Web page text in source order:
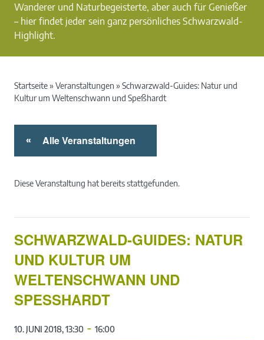
Wanderer und Naturbegeisterte, aber auch für Genießer
– hier findet jeder sein ganz persönliches Schwarzwald-
Highlight.
Startseite» Veranstaltungen » Schwarzwald-Guides: Natur und
Kultur um Weltenschwann und Speßhardt
« Alle Veranstaltungen
Diese Veranstaltung hat bereits stattgefunden.
SCHWARZWALD-GUIDES: NATUR
UND KULTUR UM
WELTENSCHWANN UND
SPESSHARDT
10. JUNI 2018, 13:30 - 16:00